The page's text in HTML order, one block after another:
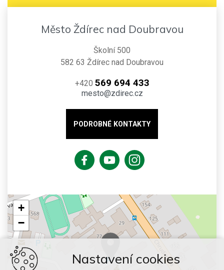
Město Ždírec nad Doubravou
Školní 500
582 63 Ždírec nad Doubravou
+420 569 694 433
mesto@zdirec.cz
PODROBNÉ KONTAKTY
+
−
Nastavení cookies